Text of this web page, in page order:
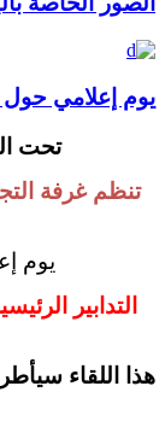
حول قانون
تحت الرعاية
التجارة
يوم إعلامي
سيأطر من